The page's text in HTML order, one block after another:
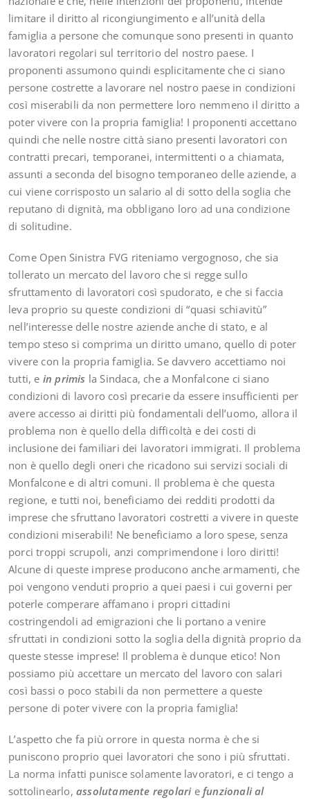
limitare il diritto al ricongiungimento e all’unità della
famiglia a persone che comunque sono presenti in quanto
lavoratori regolari sul territorio del nostro paese. I
proponenti assumono quindi esplicitamente che ci siano
persone costrette a lavorare nel nostro paese in condizioni
così miserabili da non permettere loro nemmeno il diritto a
poter vivere con la propria famiglia! I proponenti accettano
quindi che nelle nostre città siano presenti lavoratori con
contratti precari, temporanei, intermittenti o a chiamata,
assunti a seconda del bisogno temporaneo delle aziende, a
cui viene corrisposto un salario al di sotto della soglia che
reputano di dignità, ma obbligano loro ad una condizione
di solitudine.
Come Open Sinistra FVG riteniamo vergognoso, che sia
tollerato un mercato del lavoro che si regge sullo
sfruttamento di lavoratori così spudorato, e che si faccia
leva proprio su queste condizioni di “quasi schiavitù”
nell’interesse delle nostre aziende anche di stato, e al
tempo steso si comprima un diritto umano, quello di poter
vivere con la propria famiglia. Se davvero accettiamo noi
tutti, e in primis la Sindaca, che a Monfalcone ci siano
condizioni di lavoro così precarie da essere insufficienti per
avere accesso ai diritti più fondamentali dell’uomo, allora il
problema non è quello della difficoltà e dei costi di
inclusione dei familiari dei lavoratori immigrati. Il problema
non è quello degli oneri che ricadono sui servizi sociali di
Monfalcone e di altri comuni. Il problema è che questa
regione, e tutti noi, beneficiamo dei redditi prodotti da
imprese che sfruttano lavoratori costretti a vivere in queste
condizioni miserabili! Ne beneficiamo a loro spese, senza
porci troppi scrupoli, anzi comprimendone i loro diritti!
Alcune di queste imprese producono anche armamenti, che
poi vengono venduti proprio a quei paesi i cui governi per
poterle comperare affamano i propri cittadini
costringendoli ad emigrazioni che li portano a venire
sfruttati in condizioni sotto la soglia della dignità proprio da
queste stesse imprese! Il problema è dunque etico! Non
possiamo più accettare un mercato del lavoro con salari
così bassi o poco stabili da non permettere a queste
persone di poter vivere con la propria famiglia!
L’aspetto che fa più orrore in questa norma è che si
puniscono proprio quei lavoratori che sono i più sfruttati.
La norma infatti punisce solamente lavoratori, e ci tengo a
sottolinearlo, assolutamente regolarie funzionali al